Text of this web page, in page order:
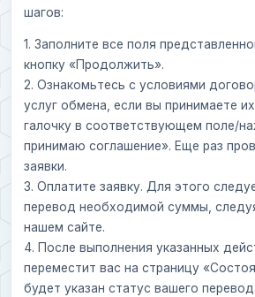
шагов:
1. Заполните все поля
кнопку «Продолжить».
2. Ознакомьтесь с условиями
услуг обмена, если вы принимаете
галочку в соответствующем поле/
принимаю соглашение». Еще раз
заявки.
3. Оплатите заявку. Для этого
перевод необходимой суммы,
нашем сайте.
4. После выполнения указанных
переместит вас на страницу
будет указан статус вашего